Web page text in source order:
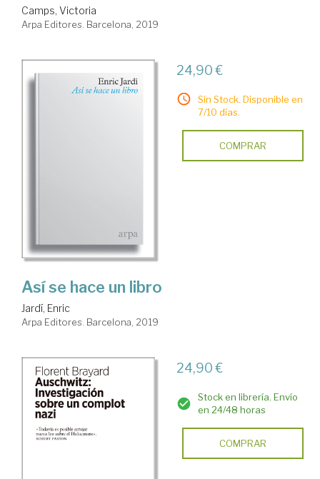
Camps, Victoria
Arpa Editores. Barcelona, 2019
24,90 €
Sin Stock. Disponible en
7/10 días.
COMPRAR
Así se hace un libro
Jardí, Enric
Arpa Editores. Barcelona, 2019
24,90 €
Stock en librería. Envío
en 24/48 horas
COMPRAR